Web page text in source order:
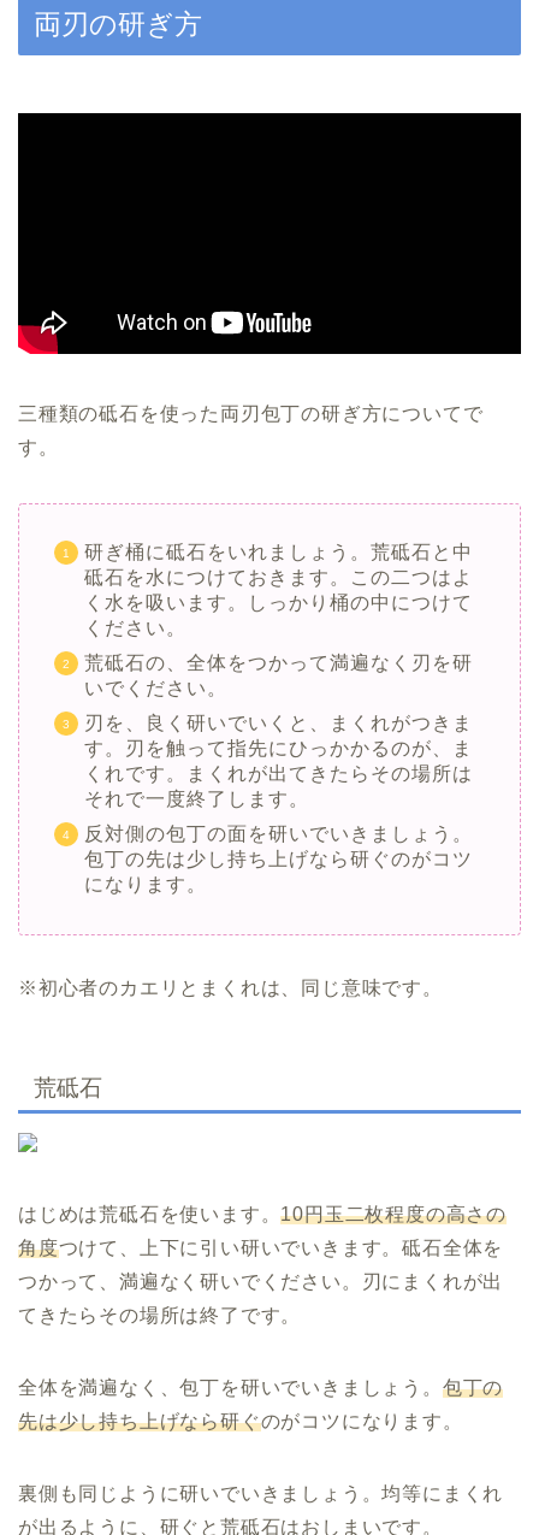
両刃の研ぎ方
三種類の砥石を使った両刃包丁の研ぎ方についてで
す。
研ぎ桶に砥石をいれましょう。荒砥石と中
砥石を水につけておきます。この二つはよ
く水を吸います。しっかり桶の中につけて
ください。
荒砥石の、全体をつかって満遍なく刃を研
いでください。
刃を、良く研いでいくと、まくれがつきま
す。刃を触って指先にひっかかるのが、ま
くれです。まくれが出てきたらその場所は
それで一度終了します。
反対側の包丁の面を研いでいきましょう。
包丁の先は少し持ち上げなら研ぐのがコツ
になります。
※初心者のカエリとまくれは、同じ意味です。
荒砥石
はじめは荒砥石を使います。10円玉二枚程度の高さの
角度つけて、上下に引い研いでいきます。砥石全体を
つかって、満遍なく研いでください。刃にまくれが出
てきたらその場所は終了です。
全体を満遍なく、包丁を研いでいきましょう。 包丁の
先は少し持ち上げなら研ぐのがコツになります。
裏側も同じように研いでいきましょう。均等にまくれ
が出るように、研ぐと荒砥石はおしまいです。